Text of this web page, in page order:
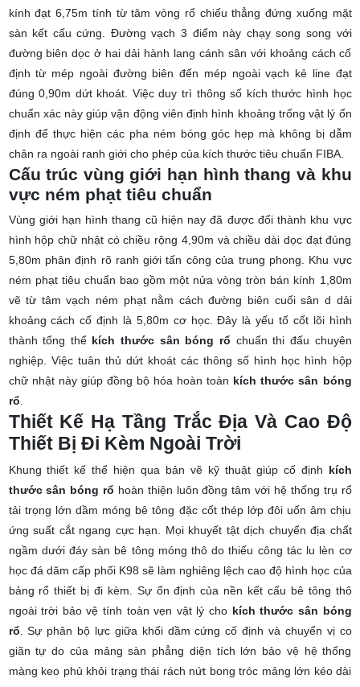
kính đạt 6,75m tính từ tâm vòng rổ chiếu thẳng đứng xuống mặt
sàn kết cấu cứng. Đườngvạch 3 điểm này chạy song song với
đường biên dọc ở hai dải hành lang cánh sân với khoảng cách cố
định từ mép ngoài đường biên đến mép ngoài vạch kẻ line đạt
đúng 0,90m dứt khoát. Việc duy trì thông số kích thước hình học
chuẩn xác này giúp vận động viên định hình khoảng trống vật lý ổn
định để thực hiện các pha ném bóng góc hẹp mà không bị dẫm
chân ra ngoài ranh giới cho phép của kích thước tiêu chuẩn FIBA.
Cấu trúc vùng giới hạn hình thang và khu
vực ném phạt tiêu chuẩn
Vùng giới hạn hình thang cũ hiện nay đã được đổi thành khu vực
hình hộp chữ nhật có chiều rộng 4,90m và chiều dài dọc đạt đúng
5,80m phân định rõ ranh giới tấn công của trung phong. Khu vực
ném phạt tiêu chuẩn bao gồm một nửa vòng tròn bán kính 1,80m
vẽ từ tâm vạch ném phạt nằm cách đường biên cuối sân d dải
khoảng cách cố định là 5,80m cơ học. Đây là yếu tố cốt lõi hình
thành tổng thể kích thước sân bóng rổ chuẩn thi đấu chuyên
nghiệp. Việc tuân thủ dứt khoát các thông số hình học hình hộp
chữ nhật này giúp đồng bộ hóa hoàn toàn kích thước sân bóng
rổ
Thiết Kế Hạ Tầng Trắc Địa Và Cao Độ
Thiết Bị Đi Kèm Ngoài Trời
Khung thiết kế thể hiện qua bản vẽ kỹ thuật giúp cố định kích
thước sân bóng rổ hoàn thiện luôn đồng tâm với hệ thống trụ rổ
tải trọng lớn dầm móng bê tông đặc cốt thép lớp đôi uốn âm chịu
ứng suất cắt ngang cực hạn. Mọi khuyết tật dịch chuyển địa chất
ngầm dưới đáy sàn bê tông móng thô do thiếu công tác lu lèn cơ
học đá dăm cấp phối K98 sẽ làm nghiêng lệch cao độ hình học của
bảng rổ thiết bị đi kèm. Sự ổn định của nền kết cấu bê tông thô
ngoài trời bảo vệ tính toàn vẹn vật lý cho kích thước sân bóng
rổ . Sự phân bộ lực giữa khối dầm cứng cố định và chuyển vị co
giãn tự do của mảng sàn phẳng diện tích lớn bảo vệ hệ thống
màng keo phủ khỏi trạng thái rách nứt bong tróc mảng lớn kéo dài